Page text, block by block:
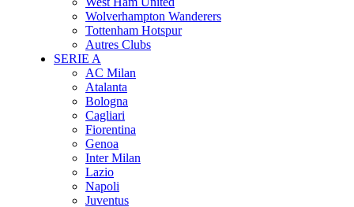
Wolverhampton Wanderers
Tottenham Hotspur
Autres Clubs
SERIE A
AC Milan
Atalanta
Bologna
Cagliari
Fiorentina
Genoa
Inter Milan
Lazio
Napoli
Juventus